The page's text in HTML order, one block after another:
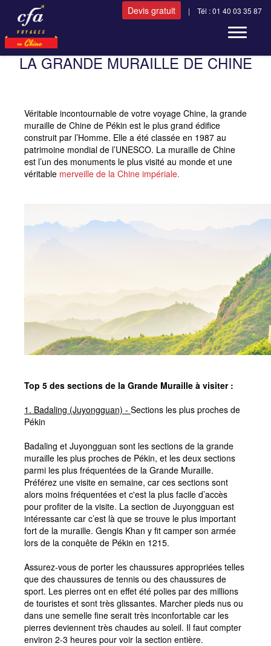
Devis gratuit | Tél : 01 40 03 35 87
Toggle
LA GRANDE MURAILLE DE CHINE
Véritable incontournable de votre voyage Chine, la grande
muraille de Chine de Pékin est le plus grand édifice
construit par l’Homme. Elle a été classée en 1987 au
patrimoine mondial de l’UNESCO. La muraille de Chine
est l’un des monuments le plus visité au monde et une
véritable merveille de la Chine impériale.
Top 5 des sections de la Grande Muraille à visiter :
1. Badaling (Juyongguan) - Sections les plus proches de
Pékin
Badaling et Juyongguan sont les sections de la grande
muraille les plus proches de Pékin, et les deux sections
parmi les plus fréquentées de la Grande Muraille.
Préférez une visite en semaine, car ces sections sont
alors moins fréquentées et c'est la plus facile d’accès
pour profiter de la visite. La section de Juyongguan est
intéressante car c’est là que se trouve le plus important
fort de la muraille. Gengis Khan y fit camper son armée
lors de la conquête de Pékin en 1215.
Assurez-vous de porter les chaussures appropriées telles
que des chaussures de tennis ou des chaussures de
sport. Les pierres ont en effet été polies par des millions
de touristes et sont très glissantes. Marcher pieds nus ou
dans une semelle fine serait très inconfortable car les
pierres deviennent très chaudes au soleil. Il faut compter
environ 2-3 heures pour voir la section entière.